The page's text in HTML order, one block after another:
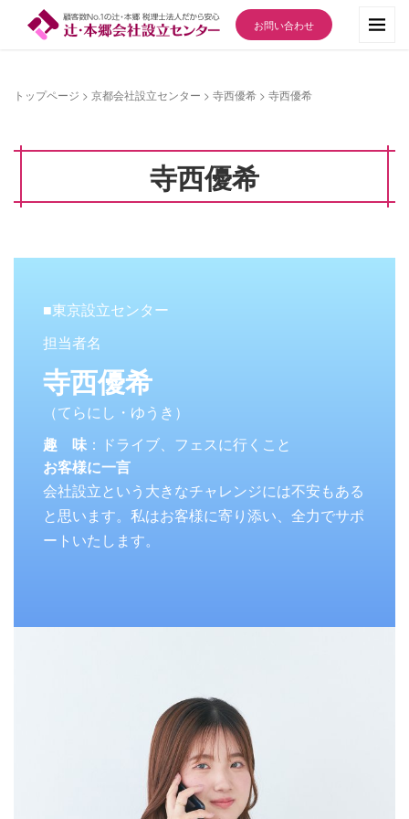
お問い合わせ
トップページ > 京都会社設立センター > 寺西優希 > 寺西優希
寺西優希
■東京設立センター
担当者名
寺西優希
（てらにし・ゆうき）
趣 味 ：ドライブ、フェスに行くこと
お客様に一言
会社設立という大きなチャレンジには不安もある
と思います。私はお客様に寄り添い、全力でサポ
ートいたします。